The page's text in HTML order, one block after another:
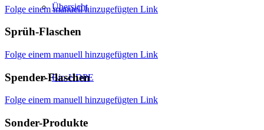
Übersicht
Bio-HDPE
Folge einem manuell hinzugefügten Link
Sprüh-Flaschen
Folge einem manuell hinzugefügten Link
Spender-Flaschen
Folge einem manuell hinzugefügten Link
Sonder-Produkte